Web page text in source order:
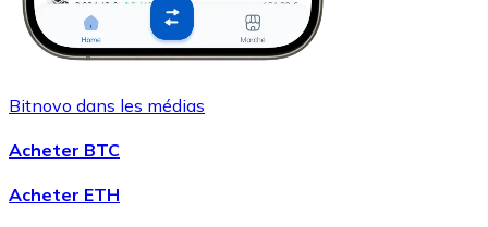
Bitnovo dans les médias
Acheter BTC
Acheter ETH